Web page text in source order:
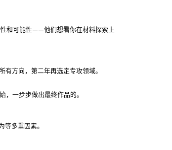
和可能性——他们想看你在材料探索上
方向，第二年再选定专攻领域。
一步步做出最终作品的。
多重因素。